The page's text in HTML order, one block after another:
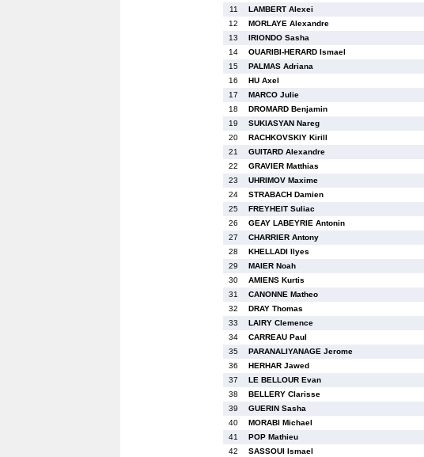
11
LAMBERT Alexei
12
MORLAYE Alexandre
13
IRIONDO Sasha
14
OUARIBI-HERARD Ismael
15
PALMAS Adriana
16
HU Axel
17
MARCO Julie
18
DROMARD Benjamin
19
SUKIASYAN Nareg
20
RACHKOVSKIY Kirill
21
GUITARD Alexandre
22
GRAVIER Matthias
23
UHRIMOV Maxime
24
STRABACH Damien
25
FREYHEIT Suliac
26
GEAY LABEYRIE Antonin
27
CHARRIER Antony
28
KHELLADI Ilyes
29
MAIER Noah
30
AMIENS Kurtis
31
CANONNE Matheo
32
DRAY Thomas
33
LAIRY Clemence
34
CARREAU Paul
35
PARANALIYANAGE Jerome
36
HERHAR Jawed
37
LE BELLOUR Evan
38
BELLERY Clarisse
39
GUERIN Sasha
40
MORABI Michael
41
POP Mathieu
42
SASSOUI Ismael